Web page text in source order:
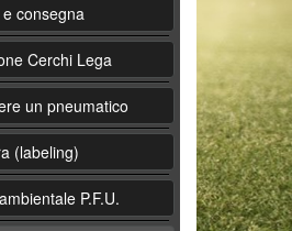
consegna
Cerchi Lega
un pneumatico
(labeling)
P.F.U.